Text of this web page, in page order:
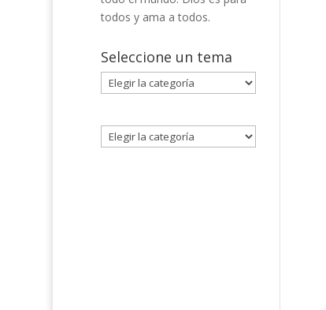
todos y ama a todos.
Seleccione un tema
Seleccione
un